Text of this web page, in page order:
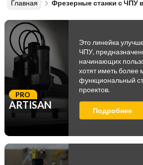
Главная Фрезерные станки с ЧПУ
ARTISAN
PRO
Это линейка
ЧПУ,
начинающих
хотят иметь
функциональный
проектов.
Подробнее